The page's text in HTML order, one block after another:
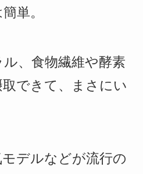
単。
、食物繊維や酵素
できて、まさにい
デルなどが流行の